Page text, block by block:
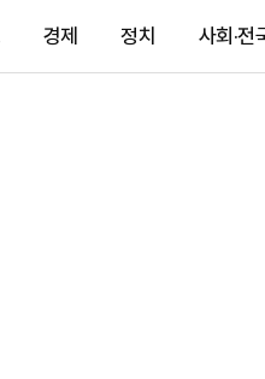
경제 정치 사회·전